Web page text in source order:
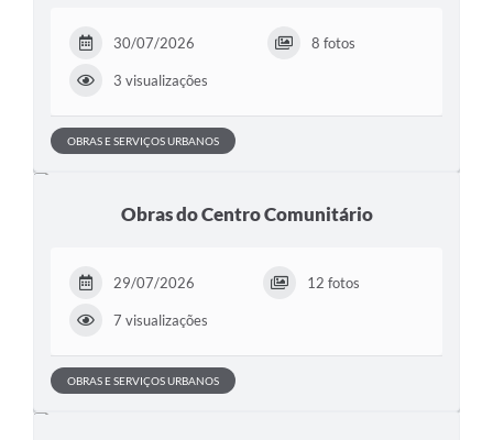
30/07/2026 8 fotos
3 visualizações
OBRAS E SERVIÇOS URBANOS
Obras do Centro Comunitário
29/07/2026 12 fotos
7 visualizações
OBRAS E SERVIÇOS URBANOS